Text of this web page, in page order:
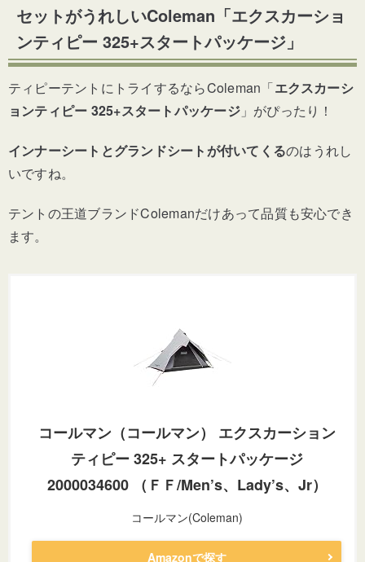
セットがうれしいColeman「エクスカーショ
ンティピー 325+スタートパッケージ」
ティピーテントにトライするならColeman「エクスカーシ
ョンティピー 325+スタートパッケージ」がぴったり！
インナーシートとグランドシートが付いてくるのはうれし
いですね。
テントの王道ブランドColemanだけあって品質も安心でき
ます。
コールマン（コールマン） エクスカーション
ティピー 325+ スタートパッケージ
2000034600 （ＦＦ/Men’s、Lady’s、Jr）
コールマン(Coleman)
Amazonで探す